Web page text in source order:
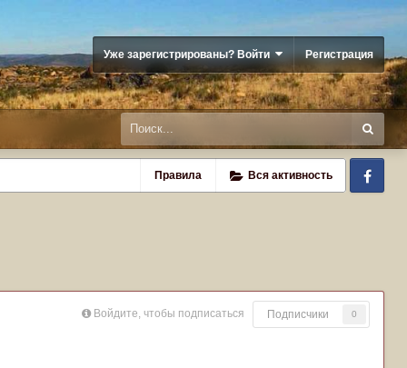
Уже зарегистрированы? Войти Регистрация
Правила Вся активность
Войдите, чтобы подписаться Подписчики 0